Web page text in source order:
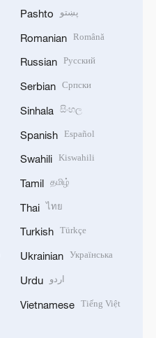
Pashto پښتو
Romanian Română
Russian Русский
Serbian Српски
Sinhala සිංහල
Spanish Español
Swahili Kiswahili
Tamil தமிழ்
Thai ไทย
Turkish Türkçe
Ukrainian Українська
Urdu اردو
Vietnamese Tiếng Việt